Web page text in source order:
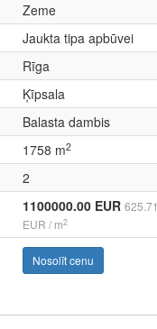
Zeme
Jaukta tipa apbūvei
Rīga
Ķīpsala
Balasta dambis
1758 m2
2
1100000.00 EUR 625.71
EUR / m2
Nosolīt cenu